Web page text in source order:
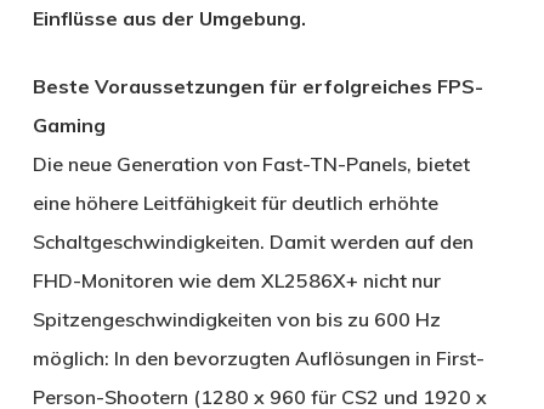
Einflüsse aus der Umgebung.
Beste Voraussetzungen für erfolgreiches FPS-
Gaming
Die neue Generation von Fast-TN-Panels, bietet
eine höhere Leitfähigkeit für deutlich erhöhte
Schaltgeschwindigkeiten. Damit werden auf den
FHD-Monitoren wie dem XL2586X+ nicht nur
Spitzengeschwindigkeiten von bis zu 600 Hz
möglich: In den bevorzugten Auflösungen in First-
Person-Shootern (1280 x 960 für CS2 und 1920 x